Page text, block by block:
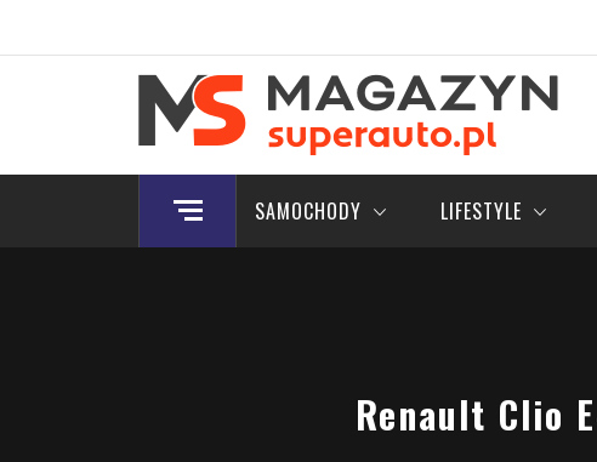
Magazyn.Superauto.pl
Nowy portal motoryzacyjny
SAMOCHODY LIFESTYLE
Renault Clio